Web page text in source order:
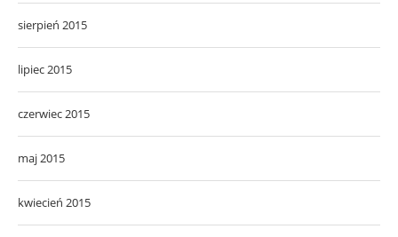
sierpień 2015
lipiec 2015
czerwiec 2015
maj 2015
kwiecień 2015